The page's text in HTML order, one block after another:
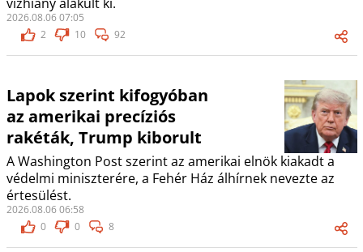
vízhiány alakult ki.
2026.08.06 07:05
2
10 92
Lapok szerint kifogyóban
az amerikai precíziós
rakéták, Trump kiborult
A Washington Post szerint az amerikai elnök kiakadt a
védelmi miniszterére, a Fehér Ház álhírnek nevezte az
értesülést.
2026.08.06 06:58
0
0 8